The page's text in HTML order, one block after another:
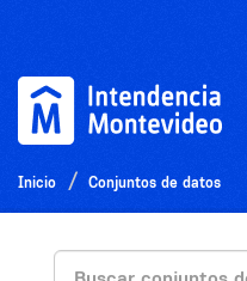
Inicio Conjuntos de datos